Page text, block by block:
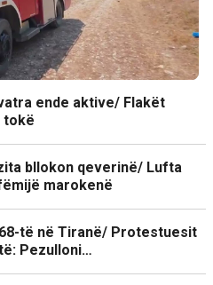
ende aktive/ Flakët
tokë
bllokon qeverinë/ Lufta
marokenë
të në Tiranë/ Protestuesit
Pezulloni…